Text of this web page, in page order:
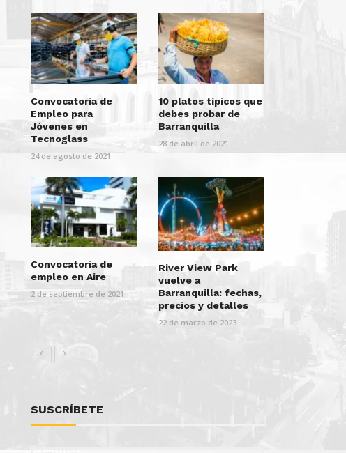
Convocatoria de
Empleo para
Jóvenes en
Tecnoglass
24 de agosto de 2021
10 platos típicos que
debes probar de
Barranquilla
28 de abril de 2021
Convocatoria de
empleo en Aire
2 de septiembre de 2021
River View Park
vuelve a
Barranquilla: fechas,
precios y detalles
22 de marzo de 2023
SUSCRÍBETE